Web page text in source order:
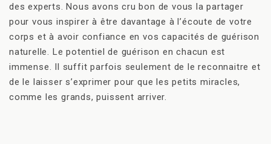
des experts. Nous avons cru bon de vous la partager
pour vous inspirer à être davantage à l’écoute de votre
corps et à avoir confiance en vos capacités de guérison
naturelle. Le potentiel de guérison en chacun est
immense. Il suffit parfois seulement de le reconnaitre et
de le laisser s’exprimer pour que les petits miracles,
comme les grands, puissent arriver.